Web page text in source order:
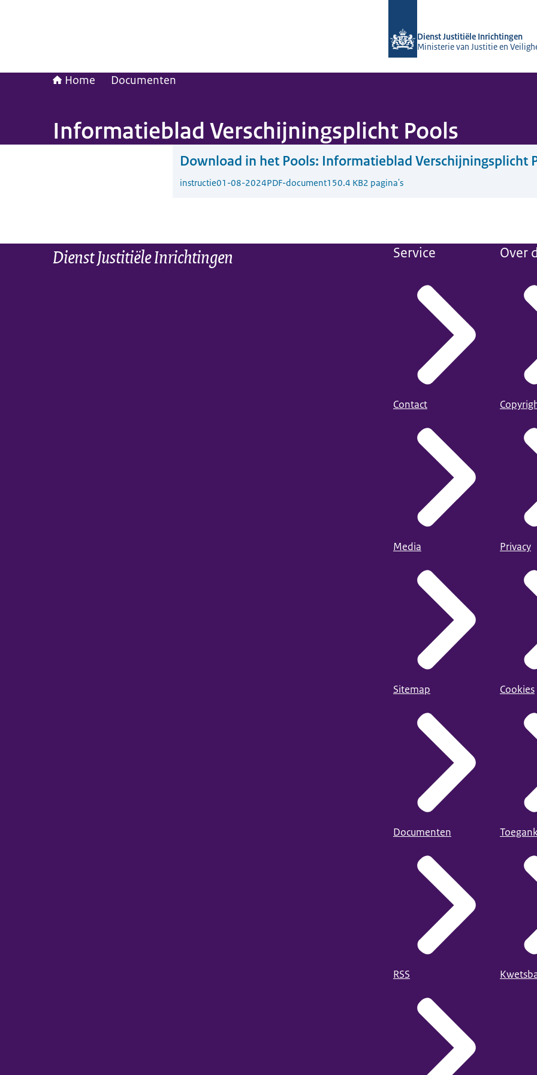
Dienst Justitiële Inrichtingen
Ministerie van Justitie en
Home Documenten
Informatieblad Verschijningsplicht Pools
Download in het Pools: Informatieblad Verschijningsplicht
instructie01-08-2024PDF-document150.4 KB2 pagina's
Dienst Justitiële Inrichtingen Service
Contact
Media
Sitemap
Documenten
RSS
Over
Privacy
Cookies